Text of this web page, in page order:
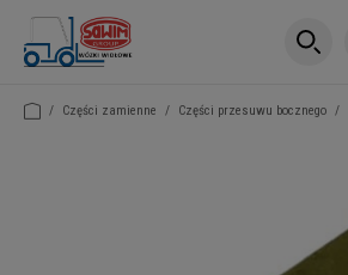
/ Części zamienne / Części przesuwu bocznego /